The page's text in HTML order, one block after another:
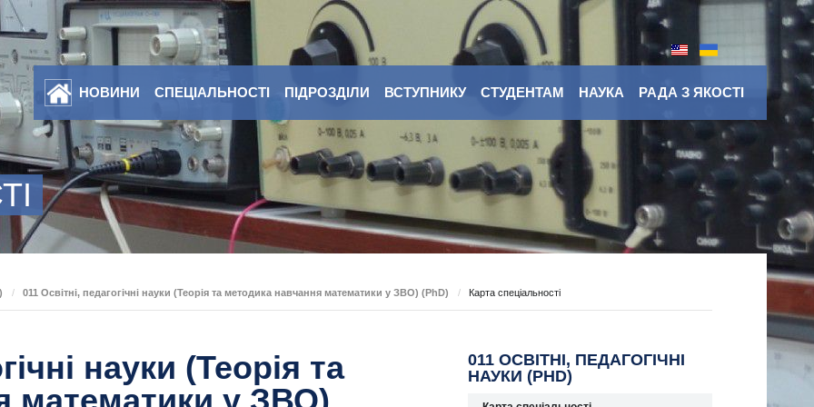
НОВИНИ СПЕЦІАЛЬНОСТІ ПІДРОЗДІЛИ ВСТУПНИКУ СТУДЕНТАМ НАУКА РАДА З ЯКОСТІ
/ 011 Освітні, педагогічні науки (Теорія та методика навчання математики у ЗВО) (PhD) / Карта спеціальності
науки (Теорія та
011 ОСВІТНІ, ПЕДАГОГІЧНІ
НАУКИ (PHD)